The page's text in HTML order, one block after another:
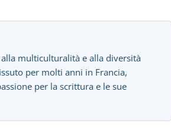
multiculturalità e alla diversità
per molti anni in Francia,
per la scrittura e le sue